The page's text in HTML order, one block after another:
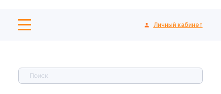
Личный кабинет